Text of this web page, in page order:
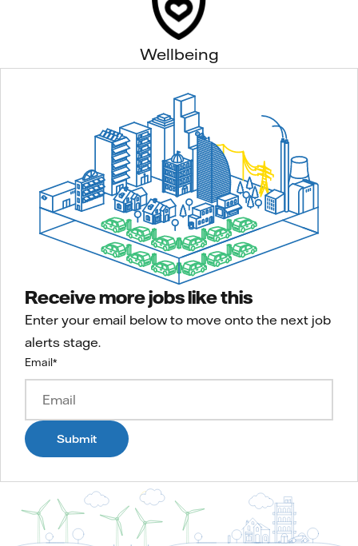
Wellbeing
Receive more jobs like this
Enter your email below to move onto the next job
alerts stage.
Email*
Submit